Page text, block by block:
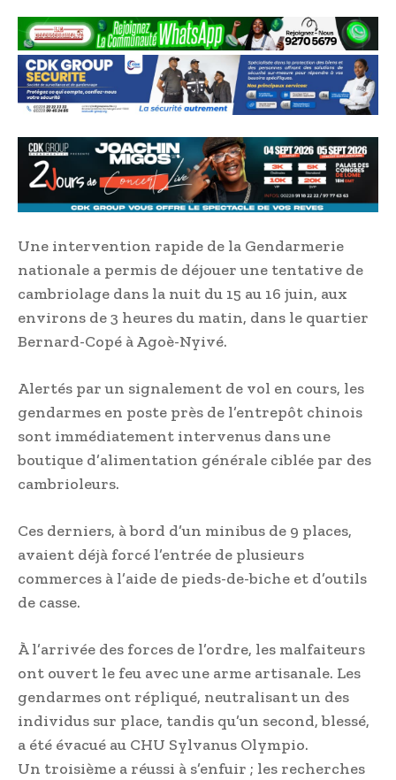
Une intervention rapide de la Gendarmerie
nationale a permis de déjouer une tentative de
cambriolage dans la nuit du 15 au 16 juin, aux
environs de 3 heures du matin, dans le quartier
Bernard-Copé à Agoè-Nyivé.
Alertés par un signalement de vol en cours, les
gendarmes en poste près de l’entrepôt chinois
sont immédiatement intervenus dans une
boutique d’alimentation générale ciblée par des
cambrioleurs.
Ces derniers, à bord d’un minibus de 9 places,
avaient déjà forcé l’entrée de plusieurs
commerces à l’aide de pieds-de-biche et d’outils
de casse.
À l’arrivée des forces de l’ordre, les malfaiteurs
ont ouvert le feu avec une arme artisanale. Les
gendarmes ont répliqué, neutralisant un des
individus sur place, tandis qu’un second, blessé,
a été évacué au CHU Sylvanus Olympio.
Un troisième a réussi à s’enfuir ; les recherches